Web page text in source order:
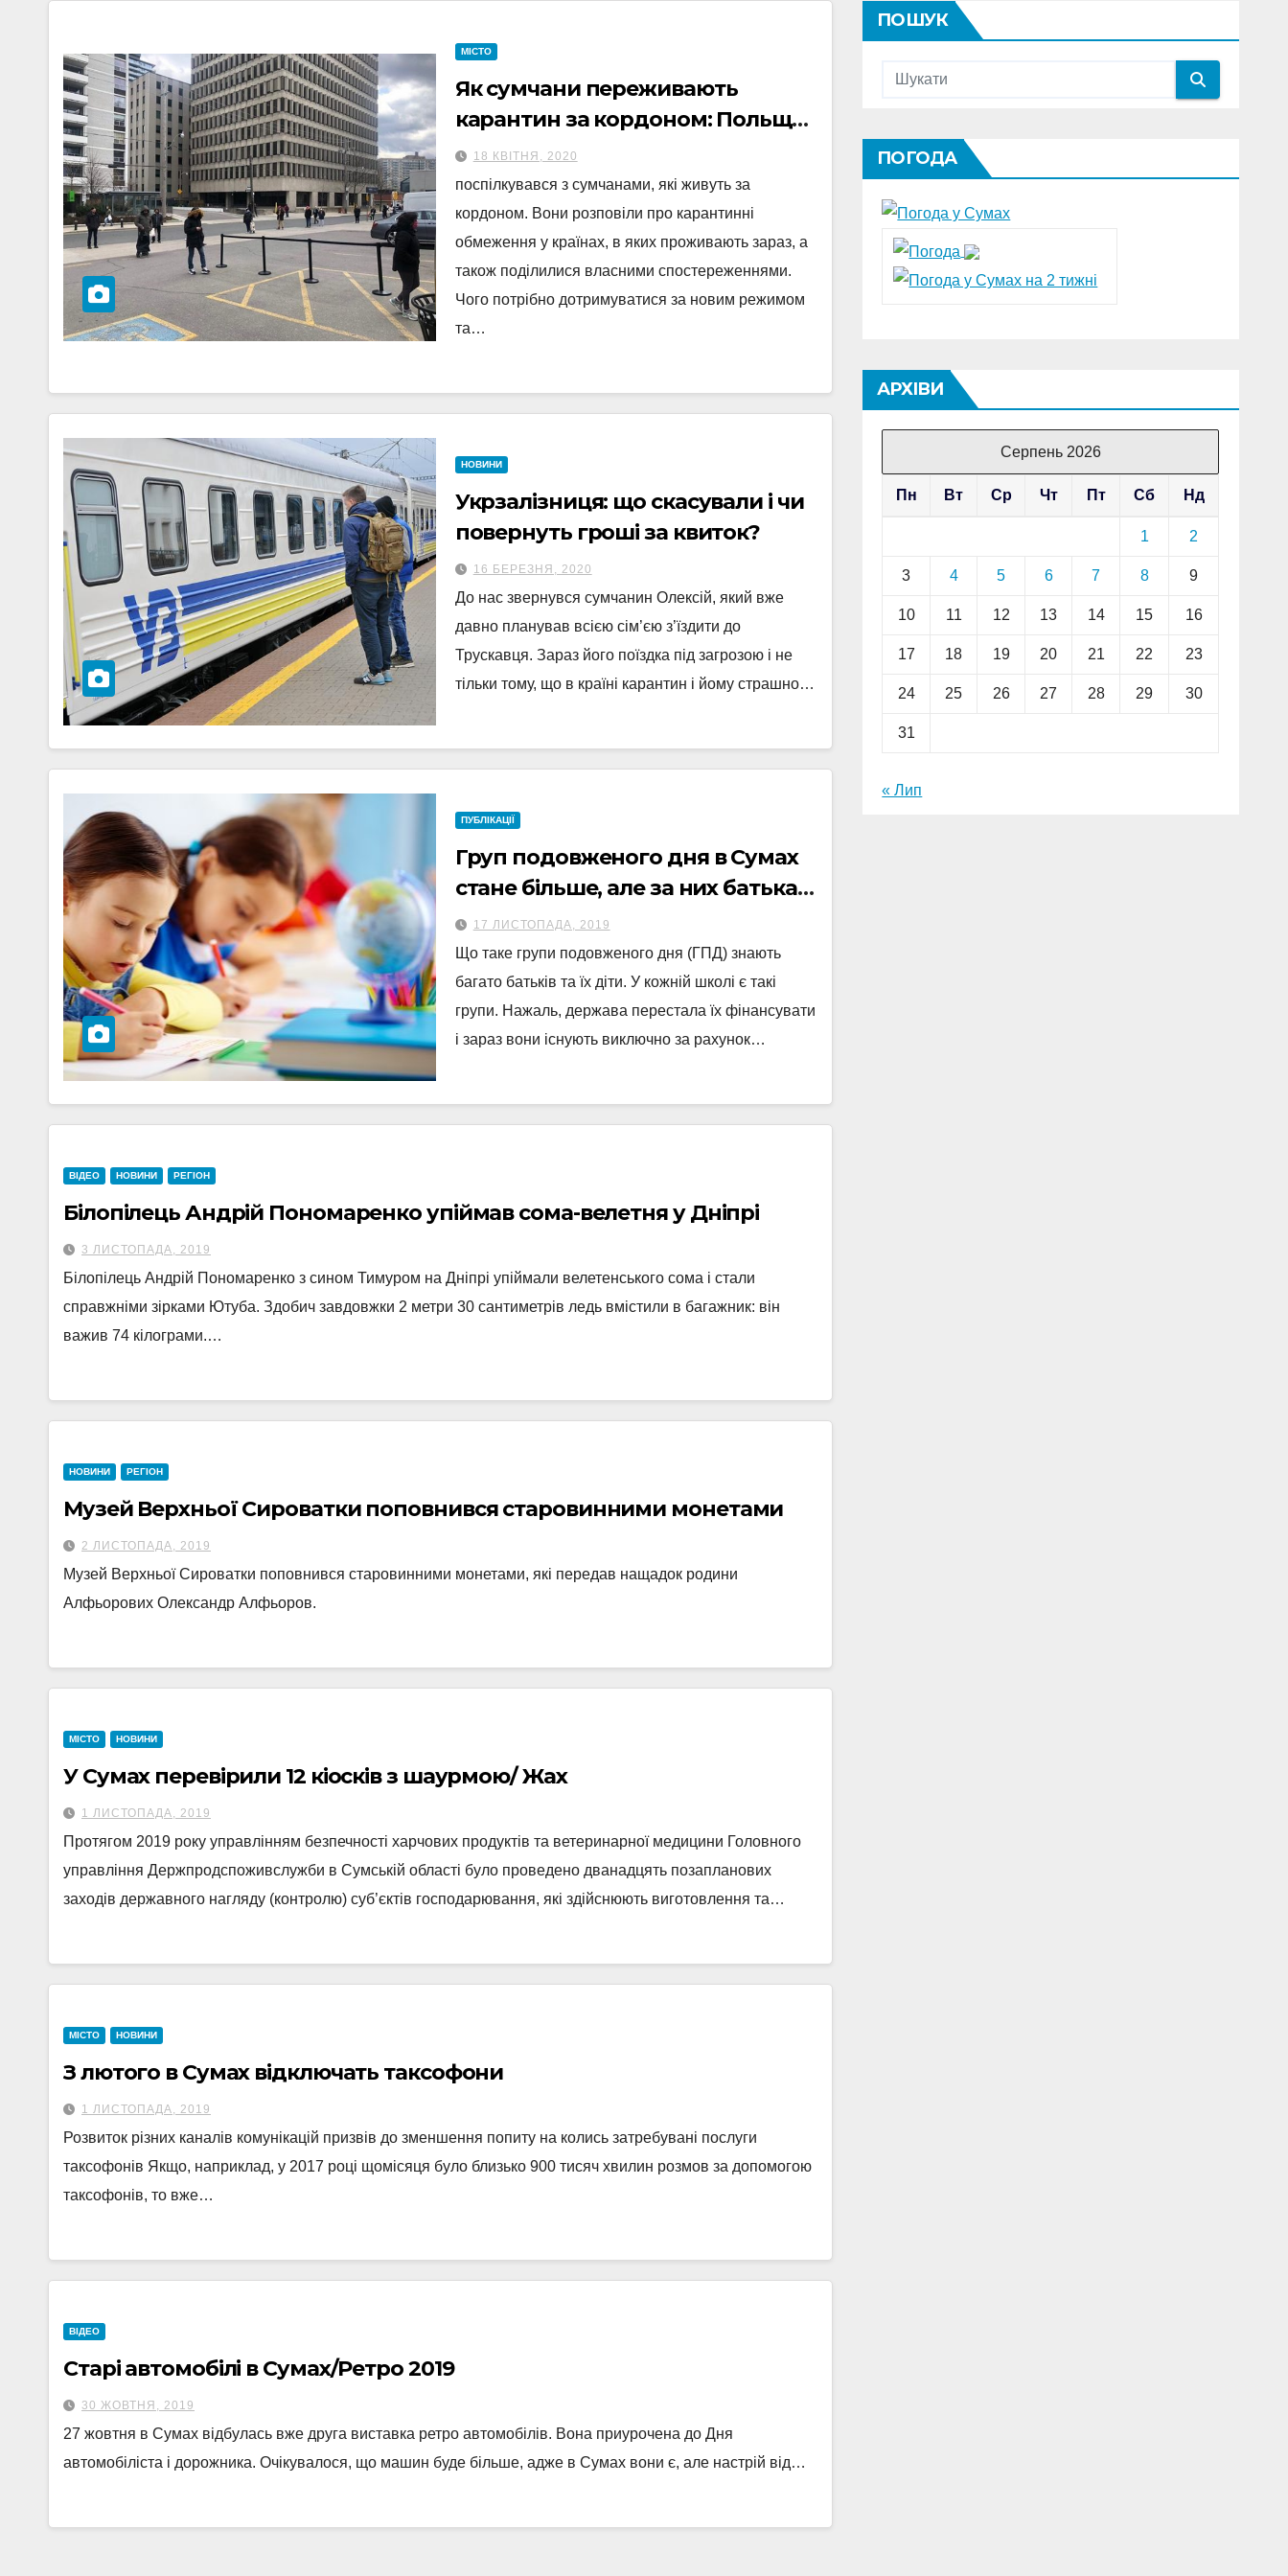
МІСТО
Як сумчани переживають
карантин за кордоном: Польща,
Німеччина, Канада
18 КВІТНЯ, 2020
поспілкувався з сумчанами, які живуть за
кордоном. Вони розповіли про карантинні
обмеження у країнах, в яких проживають зараз, а
також поділилися власними спостереженнями.
Чого потрібно дотримуватися за новим режимом
та…
НОВИНИ
Укрзалізниця: що скасували і чи
повернуть гроші за квиток?
16 БЕРЕЗНЯ, 2020
До нас звернувся сумчанин Олексій, який вже
давно планував всією сім’єю з’їздити до
Трускавця. Зараз його поїздка під загрозою і не
тільки тому, що в країні карантин і йому страшно…
ПУБЛІКАЦІЇ
Груп подовженого дня в Сумах
стане більше, але за них батькам
доведеться платити
17 ЛИСТОПАДА, 2019
Що таке групи подовженого дня (ГПД) знають
багато батьків та їх діти. У кожній школі є такі
групи. Нажаль, держава перестала їх фінансувати
і зараз вони існують виключно за рахунок…
ВІДЕО НОВИНИ РЕГІОН
Білопілець Андрій Пономаренко упіймав сома-велетня у Дніпрі
3 ЛИСТОПАДА, 2019
Білопілець Андрій Пономаренко з сином Тимуром на Дніпрі упіймали велетенського сома і стали
справжніми зірками Ютуба. Здобич завдовжки 2 метри 30 сантиметрів ледь вмістили в багажник: він
важив 74 кілограми.…
НОВИНИ РЕГІОН
Музей Верхньої Сироватки поповнився старовинними монетами
2 ЛИСТОПАДА, 2019
Музей Верхньої Сироватки поповнився старовинними монетами, які передав нащадок родини
Алфьорових Олександр Алфьоров.
МІСТО НОВИНИ
У Сумах перевірили 12 кіосків з шаурмою/ Жах
1 ЛИСТОПАДА, 2019
Протягом 2019 року управлінням безпечності харчових продуктів та ветеринарної медицини Головного
управління Держпродспоживслужби в Сумській області було проведено дванадцять позапланових
заходів державного нагляду (контролю) суб’єктів господарювання, які здійснюють виготовлення та…
МІСТО НОВИНИ
З лютого в Сумах відключать таксофони
1 ЛИСТОПАДА, 2019
Розвиток різних каналів комунікацій призвів до зменшення попиту на колись затребувані послуги
таксофонів Якщо, наприклад, у 2017 році щомісяця було близько 900 тисяч хвилин розмов за допомогою
таксофонів, то вже…
ВІДЕО
Старі автомобілі в Сумах/Ретро 2019
30 ЖОВТНЯ, 2019
27 жовтня в Сумах відбулась вже друга виставка ретро автомобілів. Вона приурочена до Дня
автомобіліста і дорожника. Очікувалося, що машин буде більше, адже в Сумах вони є, але настрій від…
ПОШУК
ПОГОДА
АРХІВИ
Серпень 2026
Пн Вт Ср Чт Пт Сб Нд
1 2
3 4 5 6 7 8 9
10 11 12 13 14 15 16
17 18 19 20 21 22 23
24 25 26 27 28 29 30
31
« Лип